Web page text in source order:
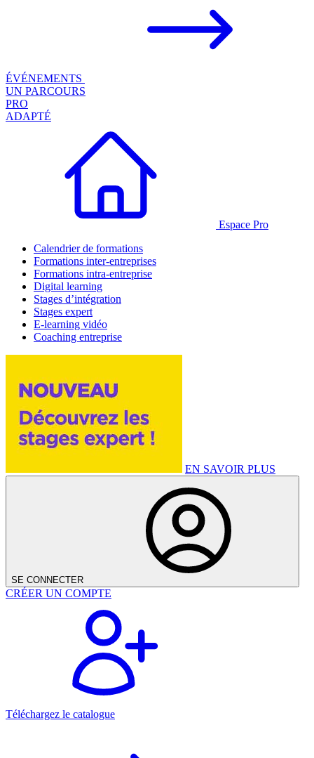
ÉVÉNEMENTS
UN PARCOURS
PRO
ADAPTÉ
Espace Pro
Calendrier de formations
Formations inter-entreprises
Formations intra-entreprise
Digital learning
Stages d’intégration
Stages expert
E-learning vidéo
Coaching entreprise
EN SAVOIR PLUS
SE CONNECTER
CRÉER UN COMPTE
Téléchargez le catalogue